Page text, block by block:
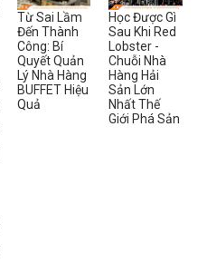
Từ Sai Lầm
Đến Thành
Công: Bí
Quyết Quản
Lý Nhà Hàng
BUFFET Hiệu
Quả
Học Được Gì
Sau Khi Red
Lobster -
Chuỗi Nhà
Hàng Hải
Sản Lớn
Nhất Thế
Giới Phá Sản